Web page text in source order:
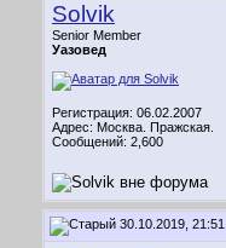
Solvik
Senior Member
Уазовед
Регистрация: 06.02.2007
Адрес: Москва. Пражская.
Сообщений: 2,600
30.10.2019, 21:51